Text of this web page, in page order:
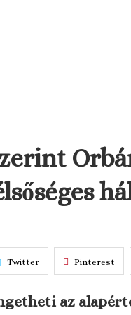
Twitter Pinterest
az